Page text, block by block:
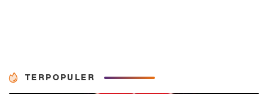
TERPOPULER